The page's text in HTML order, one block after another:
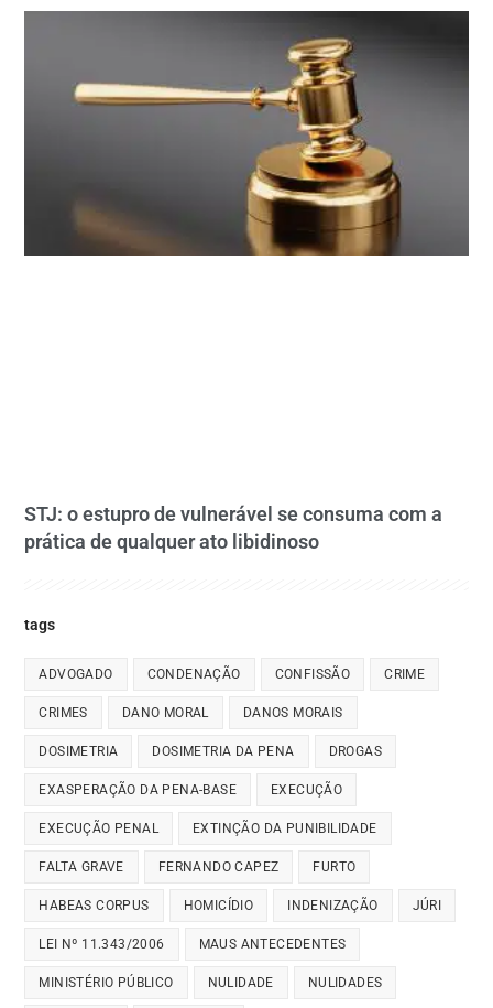
STJ: o estupro de vulnerável se consuma com a
prática de qualquer ato libidinoso
tags
ADVOGADO CONDENAÇÃO CONFISSÃO CRIME
CRIMES DANO MORAL DANOS MORAIS
DOSIMETRIA DOSIMETRIA DA PENA DROGAS
EXASPERAÇÃO DA PENA-BASE EXECUÇÃO
EXECUÇÃO PENAL EXTINÇÃO DA PUNIBILIDADE
FALTA GRAVE FERNANDO CAPEZ FURTO
HABEAS CORPUS HOMICÍDIO INDENIZAÇÃO JÚRI
LEI Nº 11.343/2006 MAUS ANTECEDENTES
MINISTÉRIO PÚBLICO NULIDADE NULIDADES